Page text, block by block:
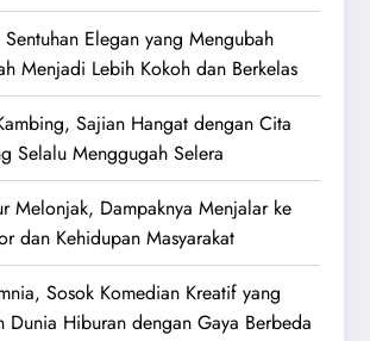
Sentuhan Elegan yang Mengubah
Menjadi Lebih Kokoh dan Berkelas
Sajian Hangat dengan Cita
Selalu Menggugah Selera
Melonjak, Dampaknya Menjalar ke
dan Kehidupan Masyarakat
Sosok Komedian Kreatif yang
Dunia Hiburan dengan Gaya Berbeda